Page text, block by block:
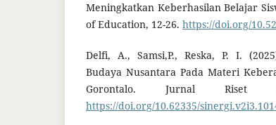
Meningkatkan Keberhasilan Belajar
of Education, 12-26. https://doi.org/
Delfi, A., Samsi,P., Reska, P. I.
Budaya Nusantara Pada Materi
Gorontalo. Jurnal Riset
https://doi.org/10.62335/